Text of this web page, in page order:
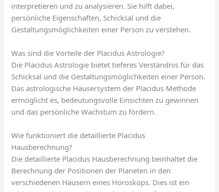
interpretieren und zu analysieren. Sie hilft dabei,
persönliche Eigenschaften, Schicksal und die
Gestaltungsmöglichkeiten einer Person zu verstehen.
Was sind die Vorteile der Placidus Astrologie?
Die Placidus Astrologie bietet tieferes Verständnis für das
Schicksal und die Gestaltungsmöglichkeiten einer Person.
Das astrologische Häusersystem der Placidus Methode
ermöglicht es, bedeutungsvolle Einsichten zu gewinnen
und das persönliche Wachstum zu fördern.
Wie funktioniert die detaillierte Placidus
Hausberechnung?
Die detaillierte Placidus Hausberechnung beinhaltet die
Berechnung der Positionen der Planeten in den
verschiedenen Häusern eines Horoskops. Dies ist ein